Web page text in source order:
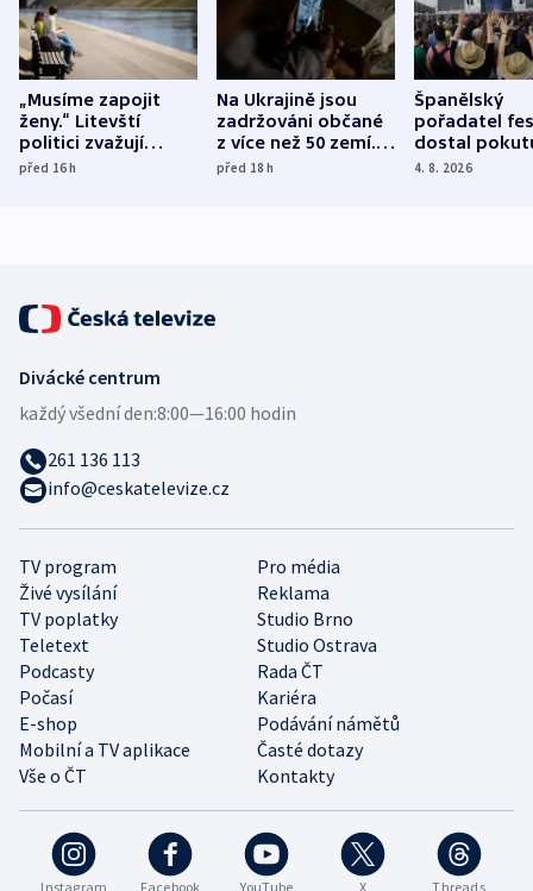
„Musíme zapojit
ženy.“ Litevští
politici zvažují
dohodu o
před 16h
Na Ukrajině jsou
zadržováni občané
z více než 50 zemí.
Bojovali na straně
před 18h
Španělský
pořadatel
dostal
nekalé
4. 8. 2026
Instagram Facebook YouTube X Threads
TV program
Pro média
Živé vysílání
Reklama
TV poplatky
Studio Brno
Teletext
Studio Ostrava
Podcasty
Rada ČT
Počasí
Kariéra
E-shop
Podávání námětů
Mobilní a TV aplikace
Časté dotazy
Vše o ČT
Kontakty
Divácké centrum
každý všední den:8:00—16:00 hodin
261 136 113
info@ceskatelevize.cz